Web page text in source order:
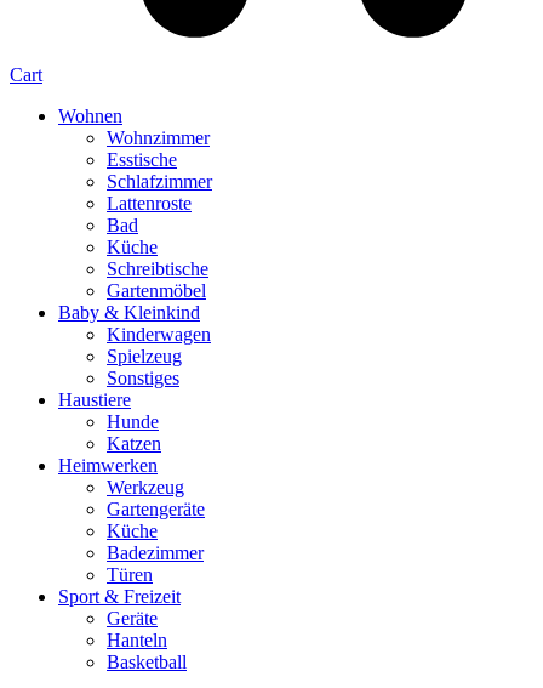
Cart
Wohnen
Wohnzimmer
Esstische
Schlafzimmer
Lattenroste
Bad
Küche
Schreibtische
Gartenmöbel
Baby & Kleinkind
Kinderwagen
Spielzeug
Sonstiges
Haustiere
Hunde
Katzen
Heimwerken
Werkzeug
Gartengeräte
Küche
Badezimmer
Türen
Sport & Freizeit
Geräte
Hanteln
Basketball